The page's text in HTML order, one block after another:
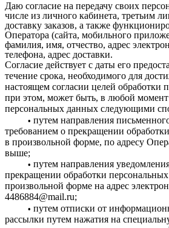
Даю согласие на передачу своих
числе из личного кабинета, третьим
доставку заказов, а также
Оператора (сайта, мобильного
фамилия, имя, отчество, адрес
телефона, адрес доставки.
Согласие действует с даты его
течение срока, необходимого для
настоящем согласии целей обработки
при этом, может быть, в любой момент
персональных данных следующими
• путем направления
требованием о прекращении
в произвольной форме, по адресу
выше;
• путем направления
прекращении обработки
произвольной форме на адрес
4486884@mail.ru;
• путем отписки от
рассылки путем нажатия на